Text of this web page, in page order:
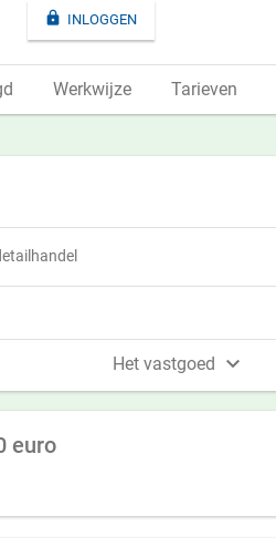
Het vastgoed 
euro
 INLOGGEN
Werkwijze Tarieven